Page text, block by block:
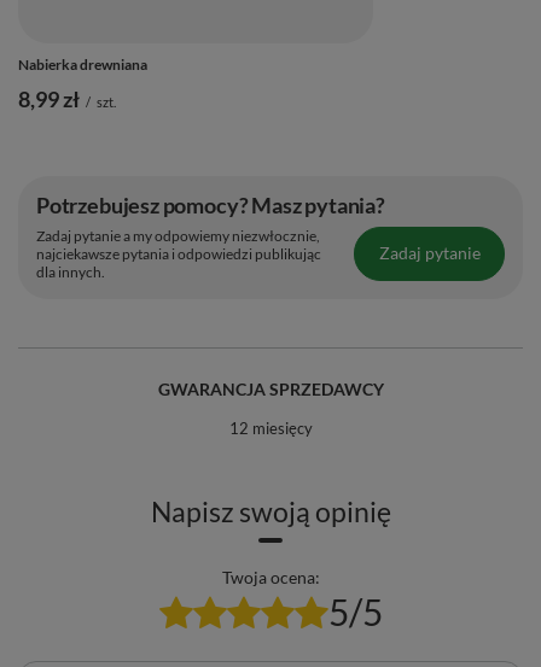
Nabierka drewniana
8,99 zł / szt.
Potrzebujesz pomocy? Masz pytania?
Zadaj pytanie a my odpowiemy niezwłocznie,
najciekawsze pytania i odpowiedzi publikując
dla innych.
Zadaj pytanie
GWARANCJA SPRZEDAWCY
12 miesięcy
Napisz swoją opinię
Twoja ocena:
5/5